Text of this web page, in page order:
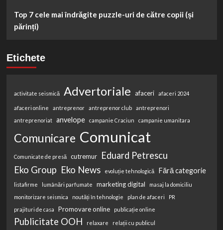
Top 7 cele mai îndrăgite puzzle-uri de către copii (și
părinți)
Etichete
activitate seismică Advertoriale afaceri afaceri 2024
afaceri online antreprenor antreprenor club
antreprenori
antreprenoriat
anvelope campanie Craciun campanie umanitara
Comunicare Comunicat
Comunicate de presă cutremur
Eduard Petrescu
Eko Group Eko News evoluție tehnologică Fără categorie
listafirme lumânări parfumate marketing digital
masaj la domiciliu
monitorizare seismica
noutăți în tehnologie plan de afaceri
PR
prajituri de casa
Promovare online publicație online
Publicitate OOH relaxare relații cu publicul